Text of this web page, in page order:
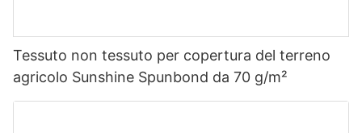
Tessuto non tessuto per copertura del terreno
agricolo Sunshine Spunbond da 70 g/m²